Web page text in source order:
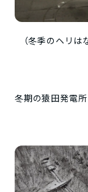
（冬季のヘリ
冬期の猿田発電所